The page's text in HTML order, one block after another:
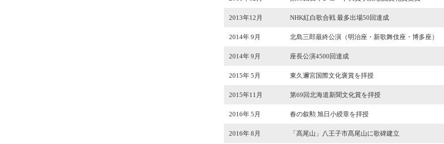
2013年12月 NHK紅白歌合戦 最多出場50回達成
2014年 9月 北島三郎最終公演（明治座・新歌舞伎座・博多座）
2014年 9月 座長公演4500回達成
2015年 5月 東久邇宮国際文化褒賞を拝授
2015年11月 第69回北海道新聞文化賞を拝授
2016年 5月 春の叙勲 旭日小綬章を拝授
2016年 8月 「髙尾山」八王子市髙尾山に歌碑建立